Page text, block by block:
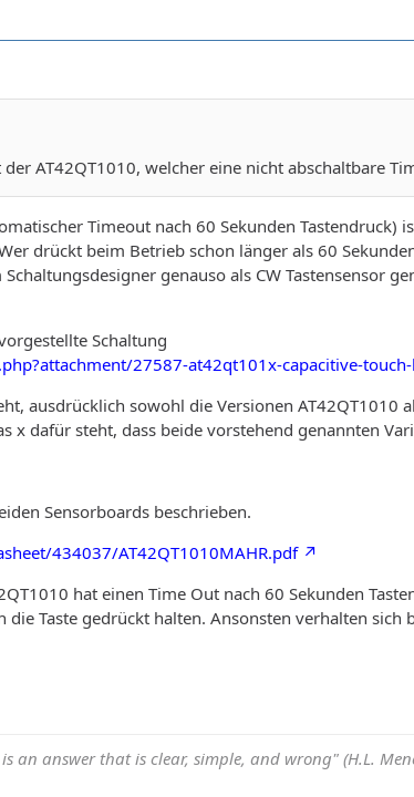
AT42QT1010, welcher eine nicht abschaltbare
Timeout nach 60 Sekunden
drückt beim Betrieb schon länger als 60
genauso als CW Tastensensor
Schaltung
27587-at42qt101x-capacitive-
ausdrücklich sowohl die Versionen AT42QT1010
x dafür steht, dass beide vorstehend genannten
Sensorboards beschrieben.
434037/AT42QT1010MAHR.pdf
hat einen Time Out nach 60 Sekunden
die Taste gedrückt halten. Ansonsten verhalten sich
an answer that is clear, simple, and wrong" (H.L.